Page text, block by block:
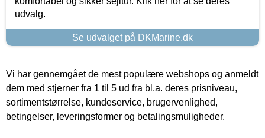
udvalg.
Se udvalget på DKMarine.dk
Vi har gennemgået de mest populære webshops og anmeldt
dem med stjerner fra 1 til 5 ud fra bl.a. deres prisniveau,
sortimentstørrelse, kundeservice, brugervenlighed,
betingelser, leveringsformer og betalingsmuligheder.